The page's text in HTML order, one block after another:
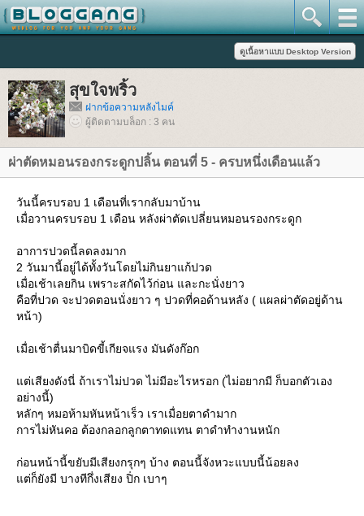
สุขใจพริ้ว
ฝากข้อความหลังไมค์
ผู้ติดตามบล็อก : 3 คน
ผ่าตัดหมอนรองกระดูกปลิ้น ตอนที่ 5 - ครบหนึ่งเดือนแล้ว
วันนี้ครบรอบ 1 เดือนที่เรากลับมาบ้าน
เมื่อวานครบรอบ 1 เดือน หลังผ่าตัดเปลี่ยนหมอนรองกระดูก
อาการปวดนี้ลดลงมาก
2 วันมานี้อยู่ได้ทั้งวันโดยไม่กินยาแก้ปวด
เมื่อเช้าเลยกิน เพราะสกัดไว้ก่อน และกะนั่งยาว
คือที่ปวด จะปวดตอนนั่งยาว ๆ ปวดที่คอด้านหลัง ( แผลผ่าตัดอยู่ด้าน
หน้า)
เมื่อเช้าตื่นมาบิดขี้เกียจแรง มันดังก๊อก
ต่เสียงดังนี่ ถ้าเราไม่ปวด ไม่มีอะไรหรอก (ไม่อยากมี ก็บอกตัวเอง
อย่างนี้)
หลักๆ หมอห้ามหันหน้าเร็ว เราเมื่อยตาดำมาก
การไม่หันคอ ต้องกลอกลูกตาทดแทน ตาดำทำงานหนัก
ก่อนหน้านี้ขยับมีเสียงกรุกๆ บ้าง ตอนนี้จังหวะแบบนี้น้อยลง
ต่ก็ยังมี บางทีกึ่งเสียง ปิํก เบาๆ